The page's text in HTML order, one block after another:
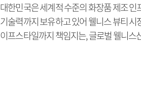
대한민국은 세계적 수준의 화장품 제조
기술력까지 보유하고 있어 웰니스 뷰티
이프스타일까지 책임지는, 글로벌 웰니스